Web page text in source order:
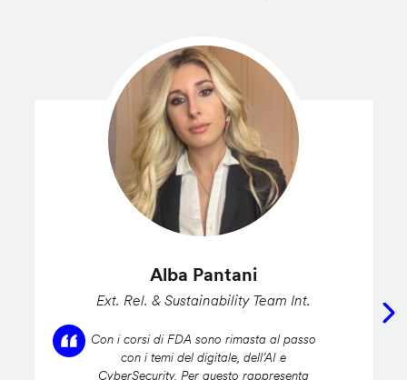
Alba Pantani
Ext. Rel. & Sustainability Team Int.
Con i corsi di FDA sono rimasta al passo
con i temi del digitale, dell’AI e
CyberSecurity. Per questo rappresenta